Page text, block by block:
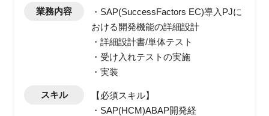
業務内容
・SAP(SuccessFactors EC)導入PJに
おける開発機能の詳細設計
・詳細設計書/単体テスト
・受け入れテストの実施
・実装
スキル
【必須スキル】
・SAP(HCM)ABAP開発経